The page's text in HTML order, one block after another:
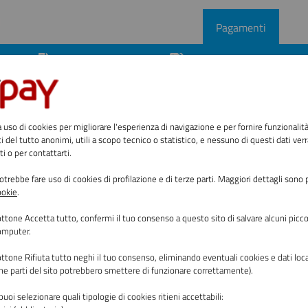
Pagamenti
Avvisi di pagamento Altre tipologie di
compila i campi richiesti, che saranno utilizzati
piazzole per soggiorno vacanze da
di cookies per migliorare l'esperienza di navigazione e per fornire
del tutto anonimi, utili a scopo tecnico o statistico, e nessuno di questi dati
o per contattarti.
fare uso di cookies di profilazione e di terze parti. Maggiori dettagli sono
.
Accetta tutto, confermi il tuo consenso a questo sito di salvare alcuni
Rifiuta tutto neghi il tuo consenso, eliminando eventuali cookies e dati
parti del sito potrebbero smettere di funzionare correttamente).
selezionare quali tipologie di cookies ritieni accettabili: